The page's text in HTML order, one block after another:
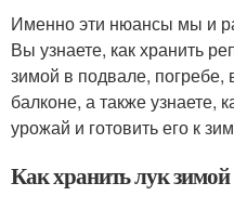
Именно эти нюансы мы и
Вы узнаете, как хранить
зимой в подвале, погребе,
балконе, а также узнаете,
урожай и готовить его к
Как хранить лук зимой